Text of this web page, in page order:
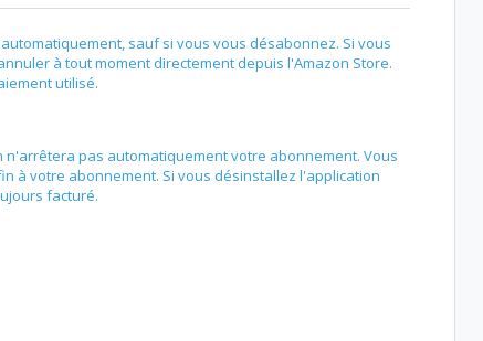
sauf si vous vous désabonnez. Si vous
à tout moment directement depuis l'Amazon Store.
utilisé.
pas automatiquement votre abonnement. Vous
à votre abonnement. Si vous désinstallez l'application
facturé.